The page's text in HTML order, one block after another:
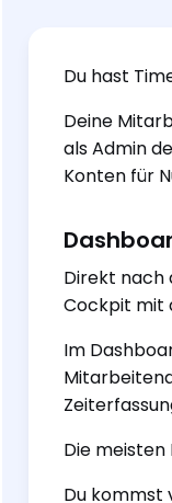
Du hast
Deine
als Admin
Konten für
Direkt nach
Cockpit mit
Im
Die
Du kommst